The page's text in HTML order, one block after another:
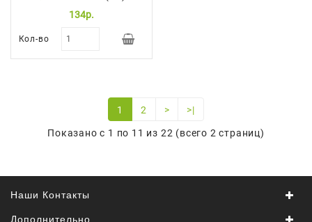
134р.
Кол-во
1 2 > >|
Показано с 1 по 11 из 22 (всего 2 страниц)
Наши Контакты
Дополнительно